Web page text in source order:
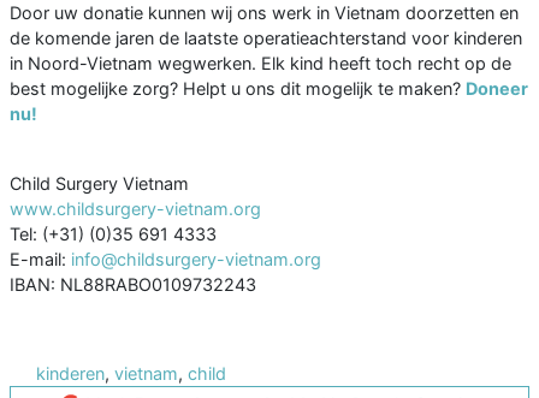
Door uw donatie kunnen wij ons werk in Vietnam doorzetten en
de komende jaren de laatste operatieachterstand voor kinderen
in Noord-Vietnam wegwerken. Elk kind heeft toch recht op de
best mogelijke zorg? Helpt u ons dit mogelijk te maken? Doneer
nu!
Child Surgery Vietnam
www.childsurgery-vietnam.org
Tel: (+31) (0)35 691 4333
E-mail: info@childsurgery-vietnam.org
IBAN: NL88RABO0109732243
kinderen, vietnam, child